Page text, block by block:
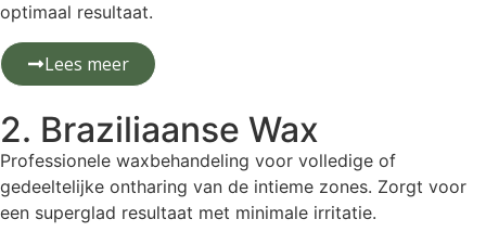
optimaal resultaat.
Lees meer
2. Braziliaanse Wax
Professionele waxbehandeling voor volledige of
gedeeltelijke ontharing van de intieme zones. Zorgt voor
een superglad resultaat met minimale irritatie.